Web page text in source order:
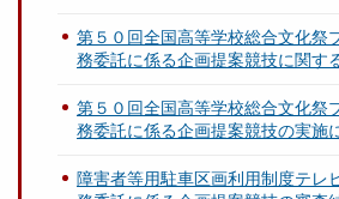
第５０回全国高等学校総合文化祭
務委託に係る企画提案競技に関す
第５０回全国高等学校総合文化祭
務委託に係る企画提案競技の実施
障害者等用駐車区画利用制度テレ